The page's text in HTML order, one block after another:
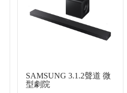
SAMSUNG 3.1.2聲道 微
型劇院